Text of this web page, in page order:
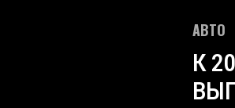
АВТО
К